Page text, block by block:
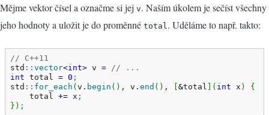
Mějme vektor čísel a označme si jej v. Naším úkolem je sečíst všechny
jeho hodnoty a uložit je do proměnné total . Uděláme to např. takto:
// C++11
std :: vector<int> v =
// ...
int total = 0 ;
std :: for_each ( v. begin ( ) , v. end ( ) , &total ( int x )
{
    total
+= x ;
} ) ;